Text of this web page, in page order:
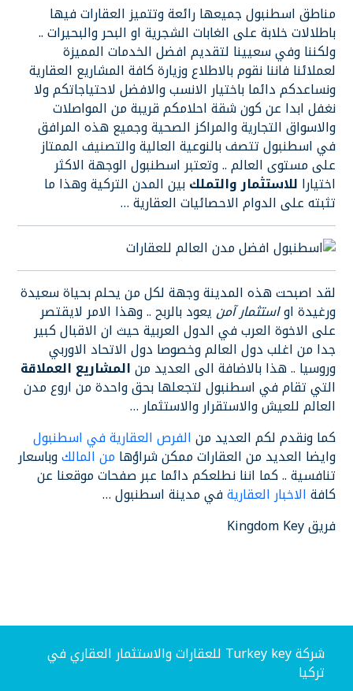
مناطق اسطنبول جميعها رائعة وتتميز العقارات فيها
باطلالات خلابة على الغابات الشجرية او البحر والبحيرات ..
ولكننا وفي سعيينا لتقديم افضل الخدمات المميزة
لعملائنا فاننا نقوم بالاطلاع وزيارة كافة المشاريع العقارية
ونساعدكم دائما باختيار الانسب والافضل لاحتياجاتكم ولا
نغفل ابدا عن كون شقة احلامكم قريبة من المواصلات
والاسواق التجارية والمراكز الصحية وجميع هذه المرافق
في اسطنبول تتصف بالنوعية العالية والتصنيف الممتاز
على مستوى العالم .. وتعتبر اسطنبول الوجهة الاكثر
اختيارا للاستثمار والتملكبين المدن التركية وهذا ما
تثبته على الدوام الاحصائيات العقارية …
لقد اصبحت هذه المدينة وجهة لكل من يحلم بحياة سعيدة
ورغيدة اواستثمار آمنيعود بالربح .. وهذا الامر لايقتصر
على الاخوة العرب في الدول العربية حيث ان الاقبال كبير
جدا من اغلب دول العالم وخصوصا دول الاتحاد الاوربي
وروسيا .. هذا بالاضافة الى العديد منالمشاريع العملاقة
التي تقام في اسطنبول لتجعلها بحق واحدة من اروع مدن
العالم للعيش والاستقرار والاستثمار …
كما ونقدم لكم العديد منالفرص العقارية في اسطنبول
وايضا العديد من العقارات ممكن شراؤها من المالكوباسعار
تنافسية .. كما اننا نطلعكم دائما عبر صفحات موقعنا عن
كافةالاخبار العقاريةفي مدينة اسطنبول …
فريق Kingdom Key
شركة Turkey key للعقارات والاستثمار العقاري في
تركيا